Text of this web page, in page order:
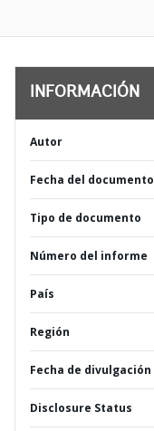
INFORMACIÓN
Autor
Fecha del documento
Tipo de documento
Número del informe
País
Región
Fecha de divulgación
Disclosure Status